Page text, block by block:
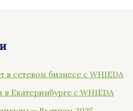
в сетевом бизнесе с WHIEDA
Екатеринбурге с WHIEDA